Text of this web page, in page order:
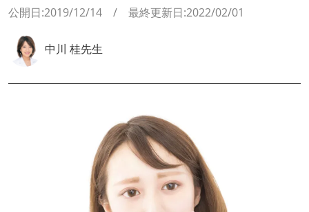
公開日:2019/12/14 / 最終更新日:2022/02/01
中川 桂先生